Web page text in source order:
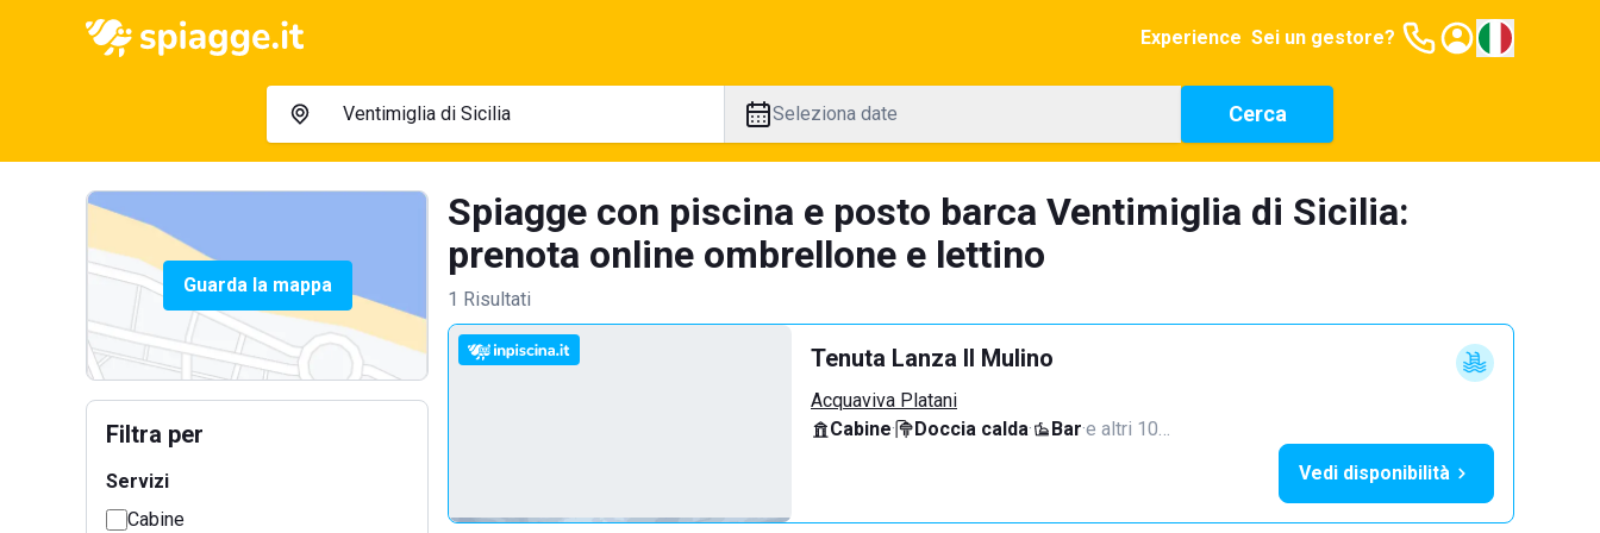
Experience Sei un gestore?
Seleziona date Cerca
Guarda la mappa
Filtra per
Servizi
Cabine
Spiagge con piscina e posto barca Ventimiglia di Sicilia:
prenota online ombrellone e lettino
1 Risultati
Tenuta Lanza Il Mulino
Acquaviva Platani
Cabine· Doccia calda· Bar·e altri 10…
Vedi disponibilità